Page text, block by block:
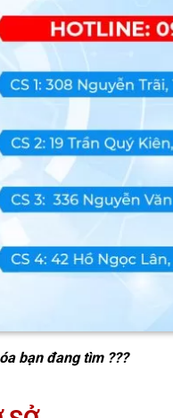
bạn đang tìm ???